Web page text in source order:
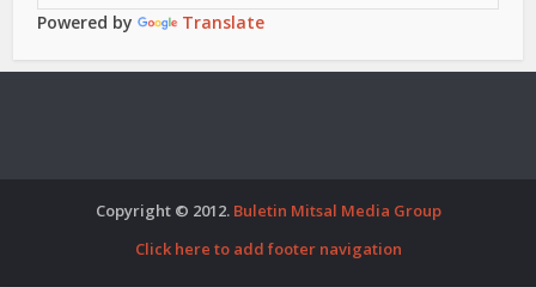
Powered by Translate
Copyright © 2012. Buletin Mitsal Media Group
Click here to add footer navigation